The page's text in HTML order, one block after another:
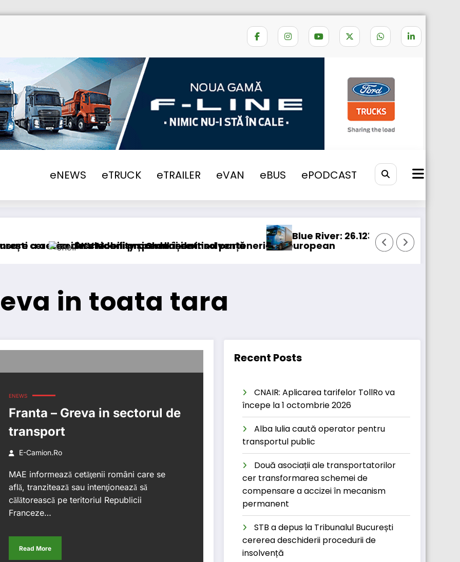
eNEWS eTRUCK eTRAILER eVAN eBUS ePODCAST
franta greva in toata tara
mecanism permanent
procedurii de insolvență
Mobility și Shell își extind parteneriatul european
Blue River: 26.123 km cu un camion 100% electric
in toata tara
ENEWS
Franta – Greva in sectorul de
transport
E-Camion.ro
MAE informează cetăţenii români care se
află, tranzitează sau intenţionează să
călătorească pe teritoriul Republicii
Franceze…
Read More
Recent Posts
CNAIR: Aplicarea tarifelor TollRo va
începe la 1 octombrie 2026
Alba Iulia caută operator pentru
transportul public
Două asociații ale transportatorilor
cer transformarea schemei de
compensare a accizei în mecanism
permanent
STB a depus la Tribunalul București
cererea deschiderii procedurii de
insolvență